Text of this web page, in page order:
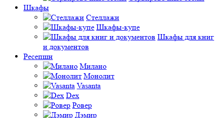
Шкафы
Стеллажи
Шкафы-купе
Шкафы для книг
и документов
Ресепшн
Милано
Монолит
Vasanta
Dex
Ровер
Дэмир